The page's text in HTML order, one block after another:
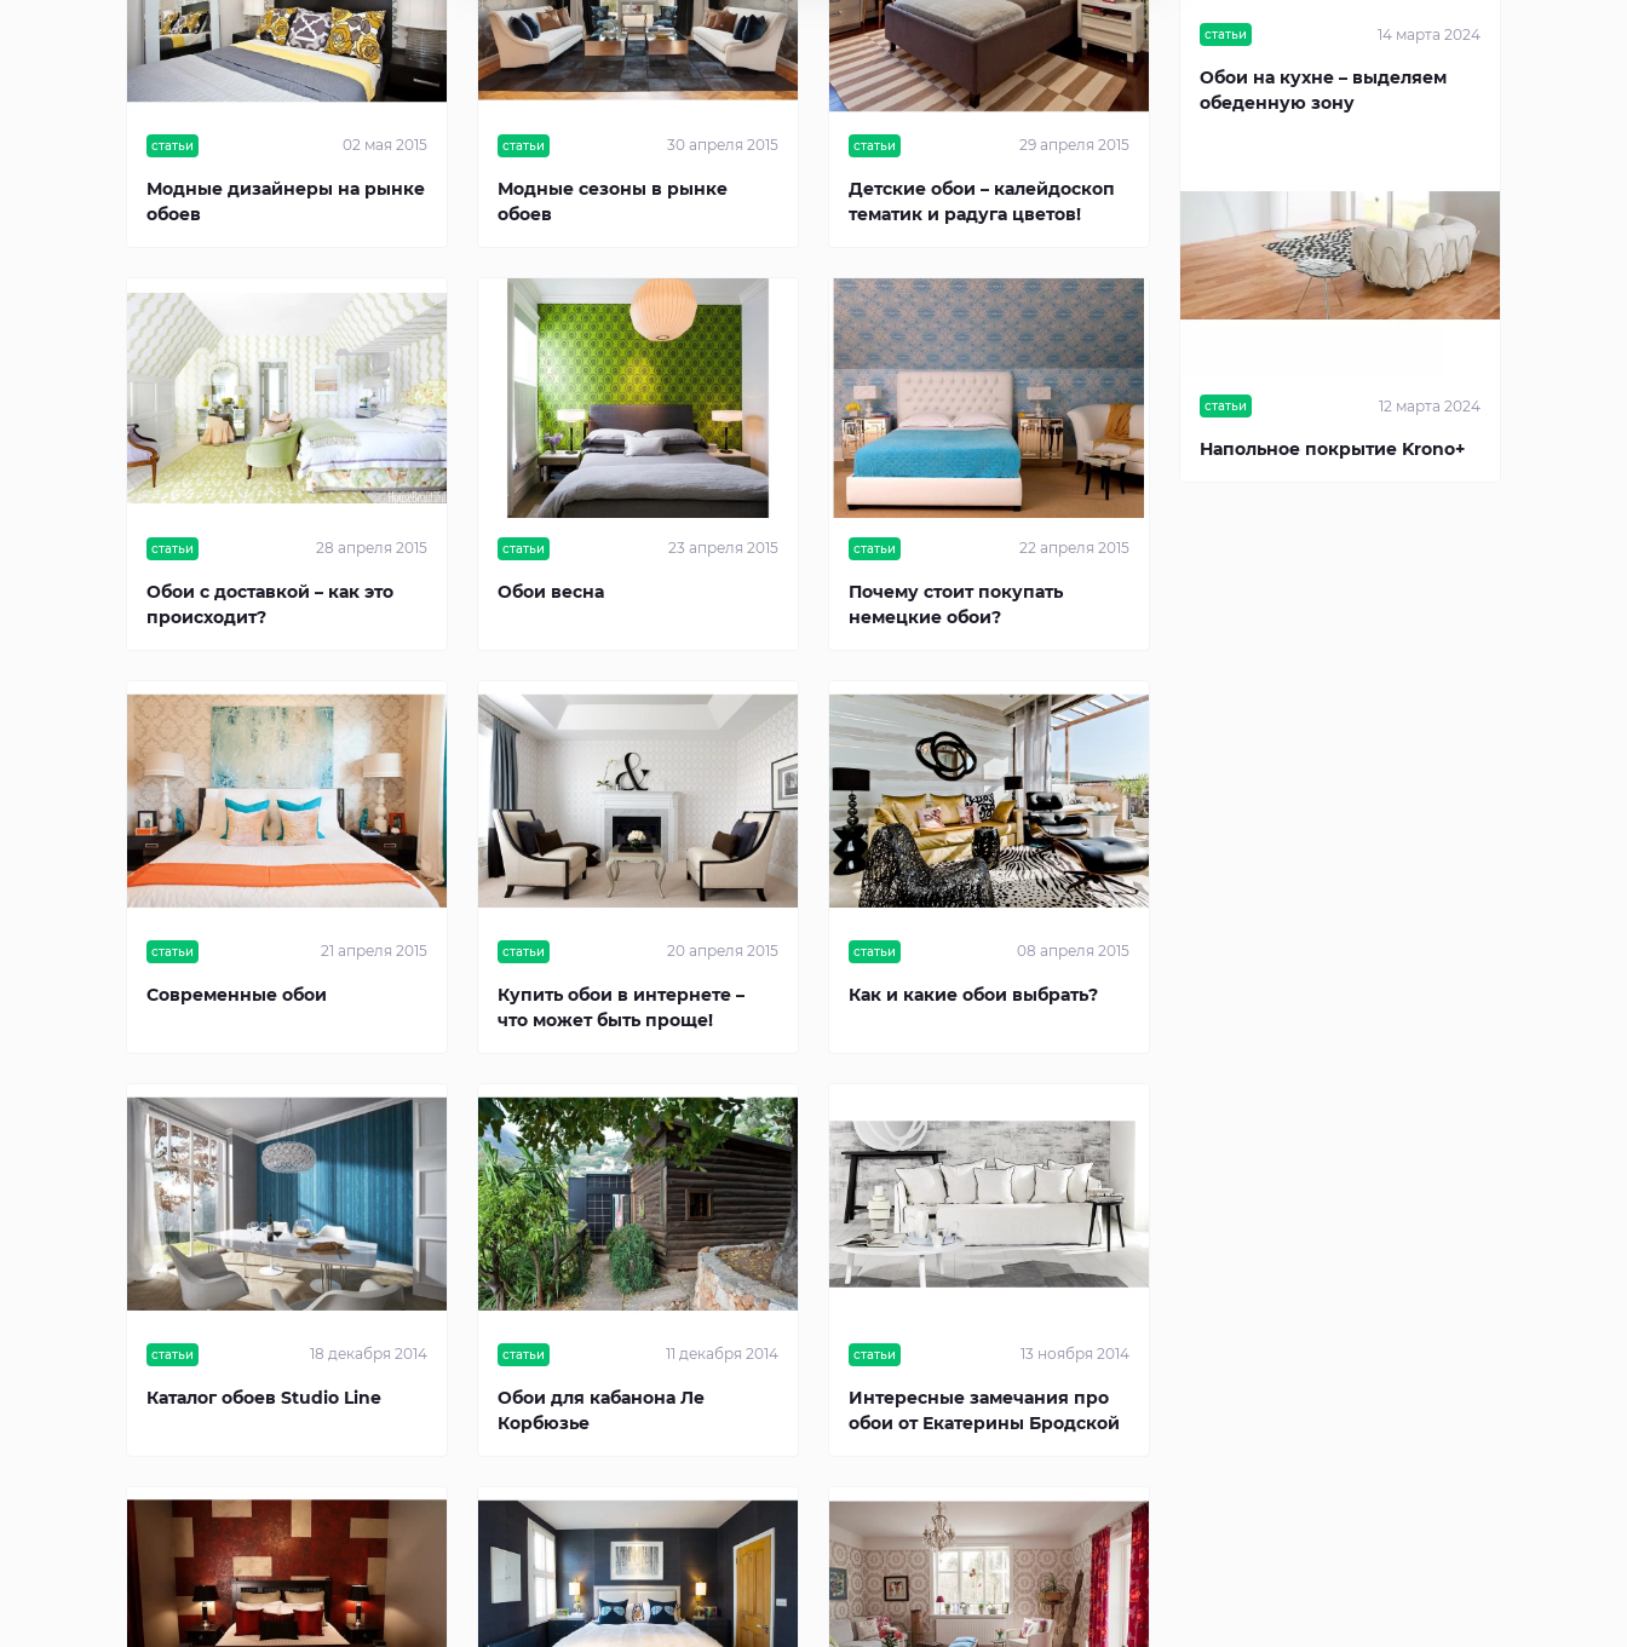
статьи 02 мая 2015
Модные дизайнеры на рынке
обоев
статьи 30 апреля 2015
Модные сезоны в рынке
обоев
статьи 29 апреля 2015
Детские обои – калейдоскоп
тематик и радуга цветов!
статьи 28 апреля 2015
Обои с доставкой – как это
происходит?
статьи 23 апреля 2015
Обои весна
статьи 22 апреля 2015
Почему стоит покупать
немецкие обои?
статьи 21 апреля 2015
Современные обои
статьи 20 апреля 2015
Купить обои в интернете –
что может быть проще!
статьи 08 апреля 2015
Как и какие обои выбрать?
статьи 18 декабря 2014
Каталог обоев Studio Line
статьи 11 декабря 2014
Обои для кабанона Ле
Корбюзье
статьи 13 ноября 2014
Интересные замечания про
обои от Екатерины Бродской
статьи 14 марта 2024
Обои на кухне – выделяем
обеденную зону
статьи 12 марта 2024
Напольное покрытие Krono+